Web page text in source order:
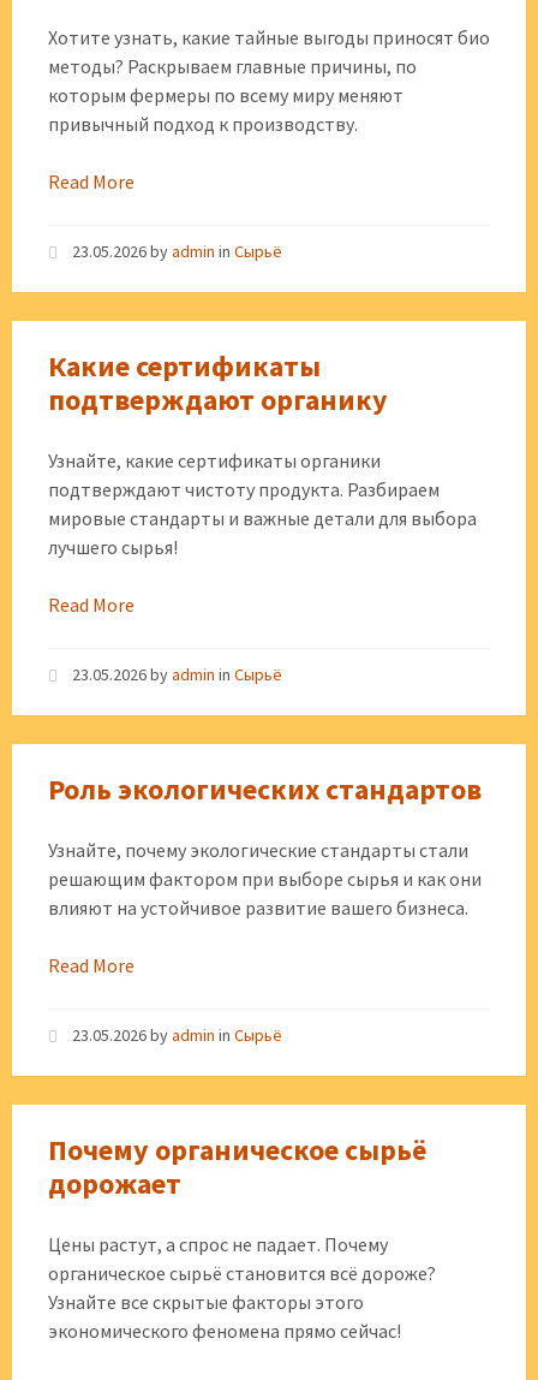
Хотите узнать, какие тайные выгоды приносят био
методы? Раскрываем главные причины, по
которым фермеры по всему миру меняют
привычный подход к производству.
Read More
23.05.2026byadmin in Сырьё
Какие сертификаты
подтверждают органику
Узнайте, какие сертификаты органики
подтверждают чистоту продукта. Разбираем
мировые стандарты и важные детали для выбора
лучшего сырья!
Read More
23.05.2026byadmin in Сырьё
Роль экологических стандартов
Узнайте, почему экологические стандарты стали
решающим фактором при выборе сырья и как они
влияют на устойчивое развитие вашего бизнеса.
Read More
23.05.2026byadmin in Сырьё
Почему органическое сырьё
дорожает
Цены растут, а спрос не падает. Почему
органическое сырьё становится всё дороже?
Узнайте все скрытые факторы этого
экономического феномена прямо сейчас!